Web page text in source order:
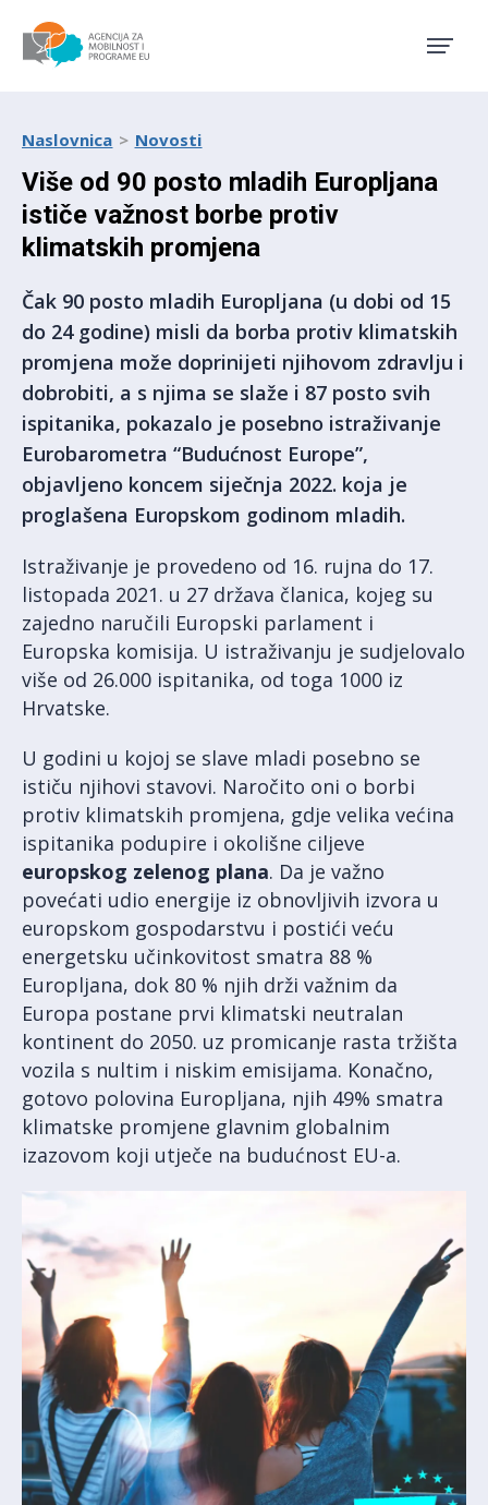
Naslovnica Novosti
Više od 90 posto mladih Europljana
ističe važnost borbe protiv
klimatskih promjena
Čak 90 posto mladih Europljana (u dobi od 15
do 24 godine) misli da borba protiv klimatskih
promjena može doprinijeti njihovom zdravlju i
dobrobiti, a s njima se slaže i 87 posto svih
ispitanika, pokazalo je posebno istraživanje
Eurobarometra “Budućnost Europe”,
objavljeno koncem siječnja 2022. koja je
proglašena Europskom godinom mladih.
Istraživanje je provedeno od 16. rujna do 17.
listopada 2021. u 27 država članica, kojeg su
zajedno naručili Europski parlament i
Europska komisija. U istraživanju je sudjelovalo
više od 26.000 ispitanika, od toga 1000 iz
Hrvatske.
U godini u kojoj se slave mladi posebno se
ističu njihovi stavovi. Naročito oni o borbi
protiv klimatskih promjena, gdje velika većina
ispitanika podupire i okolišne ciljeve
europskog zelenog plana. Da je važno
povećati udio energije iz obnovljivih izvora u
europskom gospodarstvu i postići veću
energetsku učinkovitost smatra 88 %
Europljana, dok 80 % njih drži važnim da
Europa postane prvi klimatski neutralan
kontinent do 2050. uz promicanje rasta tržišta
vozila s nultim i niskim emisijama. Konačno,
gotovo polovina Europljana, njih 49% smatra
klimatske promjene glavnim globalnim
izazovom koji utječe na budućnost EU-a.